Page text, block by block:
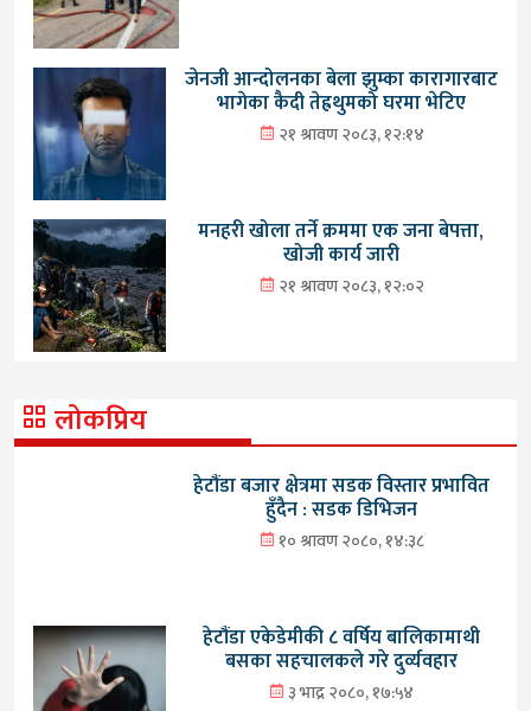
जेनजी आन्दोलनका बेला झुम्का कारागारबाट
भागेका कैदी तेह्रथुमको घरमा भेटिए
२१ श्रावण २०८३, १२:१४
मनहरी खोला तर्ने क्रममा एक जना बेपत्ता,
खोजी कार्य जारी
२१ श्रावण २०८३, १२:०२
लोकप्रिय
हेटौंडा बजार क्षेत्रमा सडक विस्तार प्रभावित
हुँदैन : सडक डिभिजन
१० श्रावण २०८०, १४:३८
हेटौंडा एकेडेमीकी ८ वर्षिय बालिकामाथी
बसका सहचालकले गरे दुर्व्यवहार
३ भाद्र २०८०, १७:५४